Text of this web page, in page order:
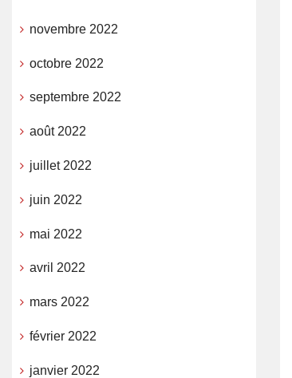
novembre 2022
octobre 2022
septembre 2022
août 2022
juillet 2022
juin 2022
mai 2022
avril 2022
mars 2022
février 2022
janvier 2022